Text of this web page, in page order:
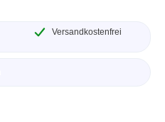
Versandkostenfrei